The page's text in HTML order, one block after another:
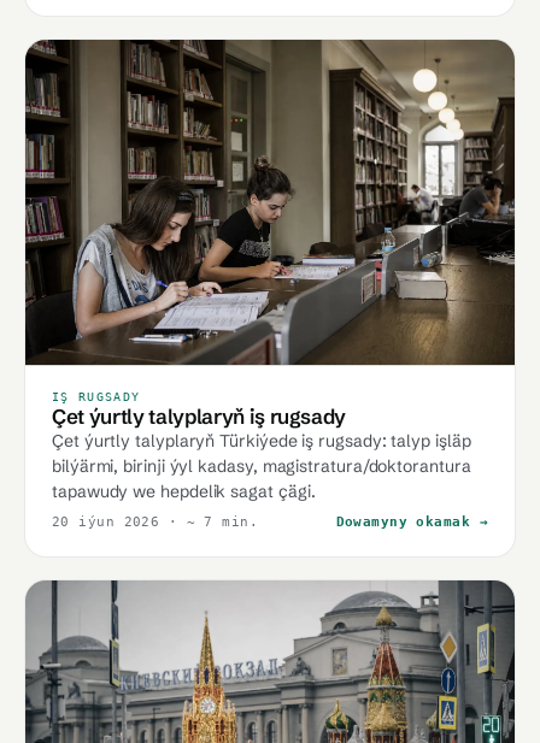
IŞ RUGSADY
Çet ýurtly talyplaryň iş rugsady
Çet ýurtly talyplaryň Türkiýede iş rugsady: talyp işläp
bilýärmi, birinji ýyl kadasy, magistratura/doktorantura
tapawudy we hepdelik sagat çägi.
20 iýun 2026 · ~ 7 min. Dowamyny okamak →